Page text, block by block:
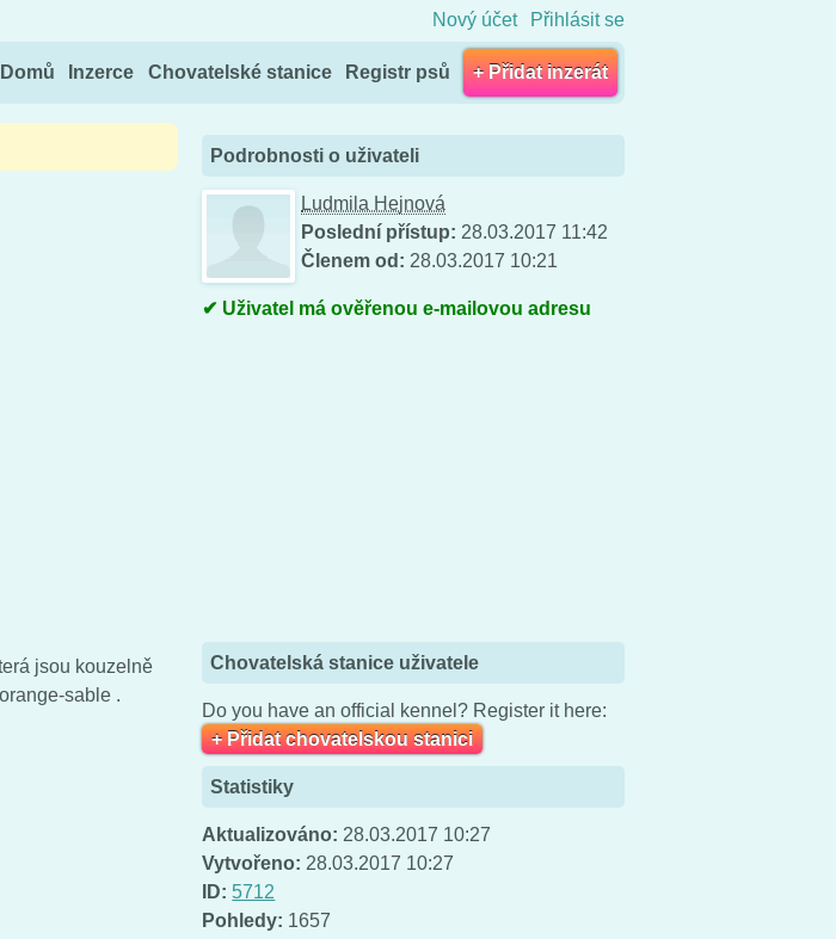
Nový účet Přihlásit se
Domů Inzerce Chovatelské stanice Registr psů + Přidat inzerát
jsou kouzelně
sable .
Podrobnosti o uživateli
Ludmila Hejnová
Poslední přístup: 28.03.2017 11:42
Členem od: 28.03.2017 10:21
Uživatel má ověřenou e-mailovou adresu
Chovatelská stanice uživatele
Do you have an official kennel? Register it here:
+ Přidat chovatelskou stanici
Statistiky
Aktualizováno: 28.03.2017 10:27
Vytvořeno: 28.03.2017 10:27
ID: 5712
Pohledy: 1657